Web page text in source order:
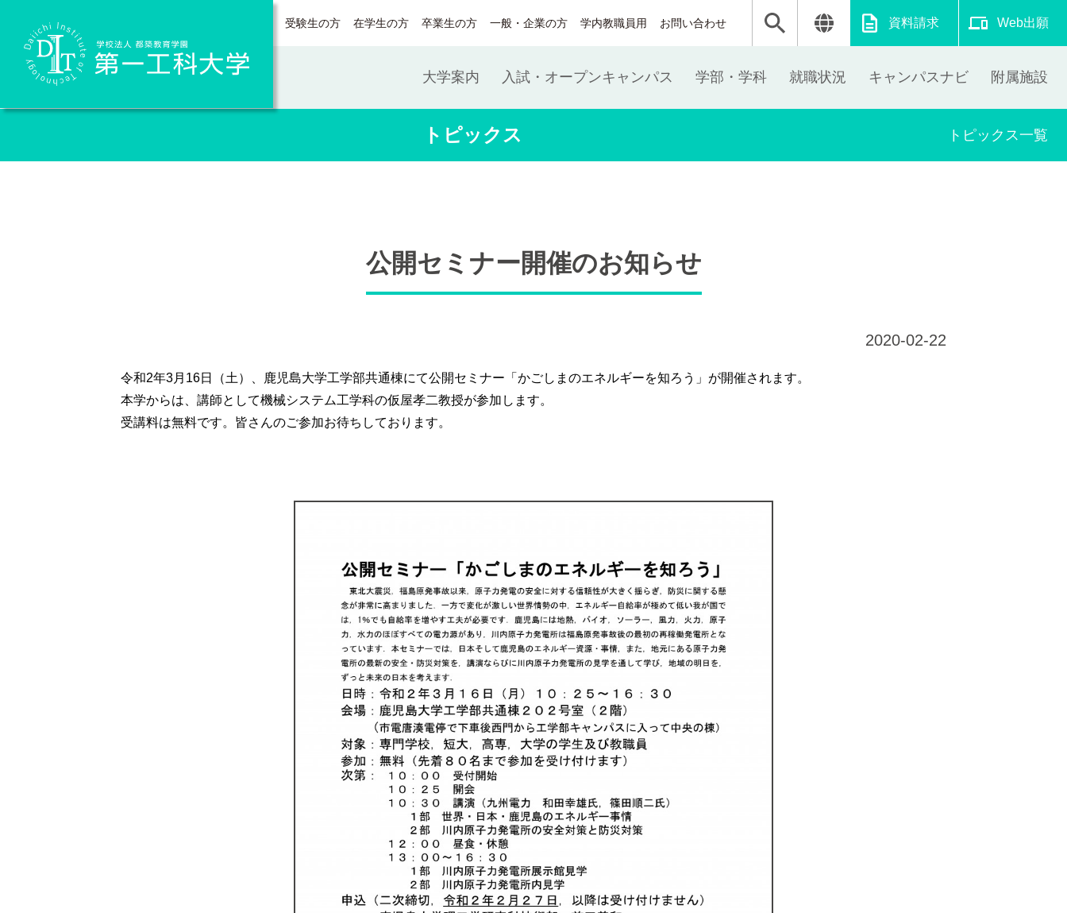
受験生の方 在学生の方 卒業生の方 一般・企業の方 学内教職員用 お問い合わせ 資料請求 Web出願
Daiichi Institute of Technology 大学案内 入試・オープンキャンパス 学部・学科 就職状況 キャンパスナビ 附属施設
トピックス トピックス一覧
公開セミナー開催のお知らせ
2020-02-22
令和2年3月16日（土）、鹿児島大学工学部共通棟にて公開セミナー「かごしまのエネルギーを知ろう」が開催されます。
本学からは、講師として機械システム工学科の仮屋孝二教授が参加します。
受講料は無料です。皆さんのご参加お待ちしております。